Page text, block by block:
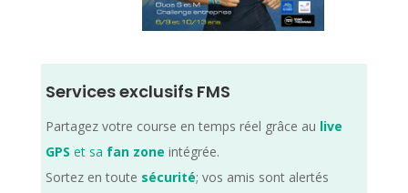
Services exclusifs FMS
Partagez votre course en temps réel grâce au live
GPS et sa fan zone intégrée.
Sortez en toute sécurité; vos amis sont alertés